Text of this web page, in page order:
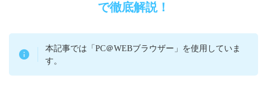
で徹底解説！
本記事では「PC＠WEBブラウザー」を使用していま
す。